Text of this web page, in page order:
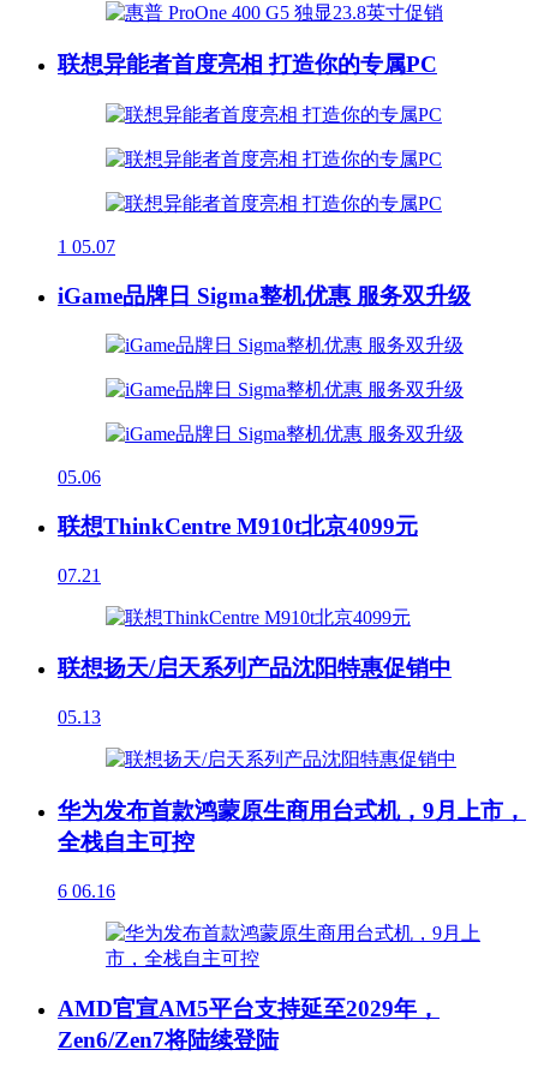
联想异能者首度亮相 打造你的专属PC
1 05.07
iGame品牌日 Sigma整机优惠 服务双升级
05.06
联想ThinkCentre M910t北京4099元
07.21
联想扬天/启天系列产品沈阳特惠促销中
05.13
华为发布首款鸿蒙原生商用台式机，9月上市，
全栈自主可控
6 06.16
AMD官宣AM5平台支持延至2029年，
Zen6/Zen7将陆续登陆